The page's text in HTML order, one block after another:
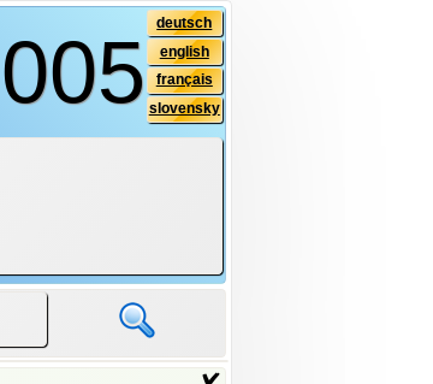
deutsch
english
français
slovensky